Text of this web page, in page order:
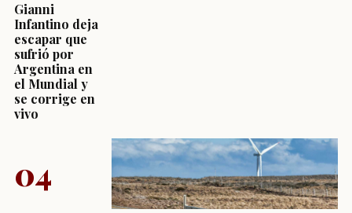
Gianni
Infantino deja
escapar que
sufrió por
Argentina en
el Mundial y
se corrige en
vivo
04